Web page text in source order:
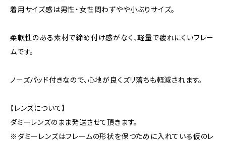
着用サイズ感は男性・女性問わずやや小ぶりサイズ。
柔軟性のある素材で締め付け感がなく、軽量で疲れにくいフレー
ムです。
ノーズパッド付きなので、心地が良くズリ落ちも軽減されます。
【レンズについて】
ダミーレンズのまま発送させて頂きます。
※ダミーレンズはフレームの形状を保つために入れている仮のレ